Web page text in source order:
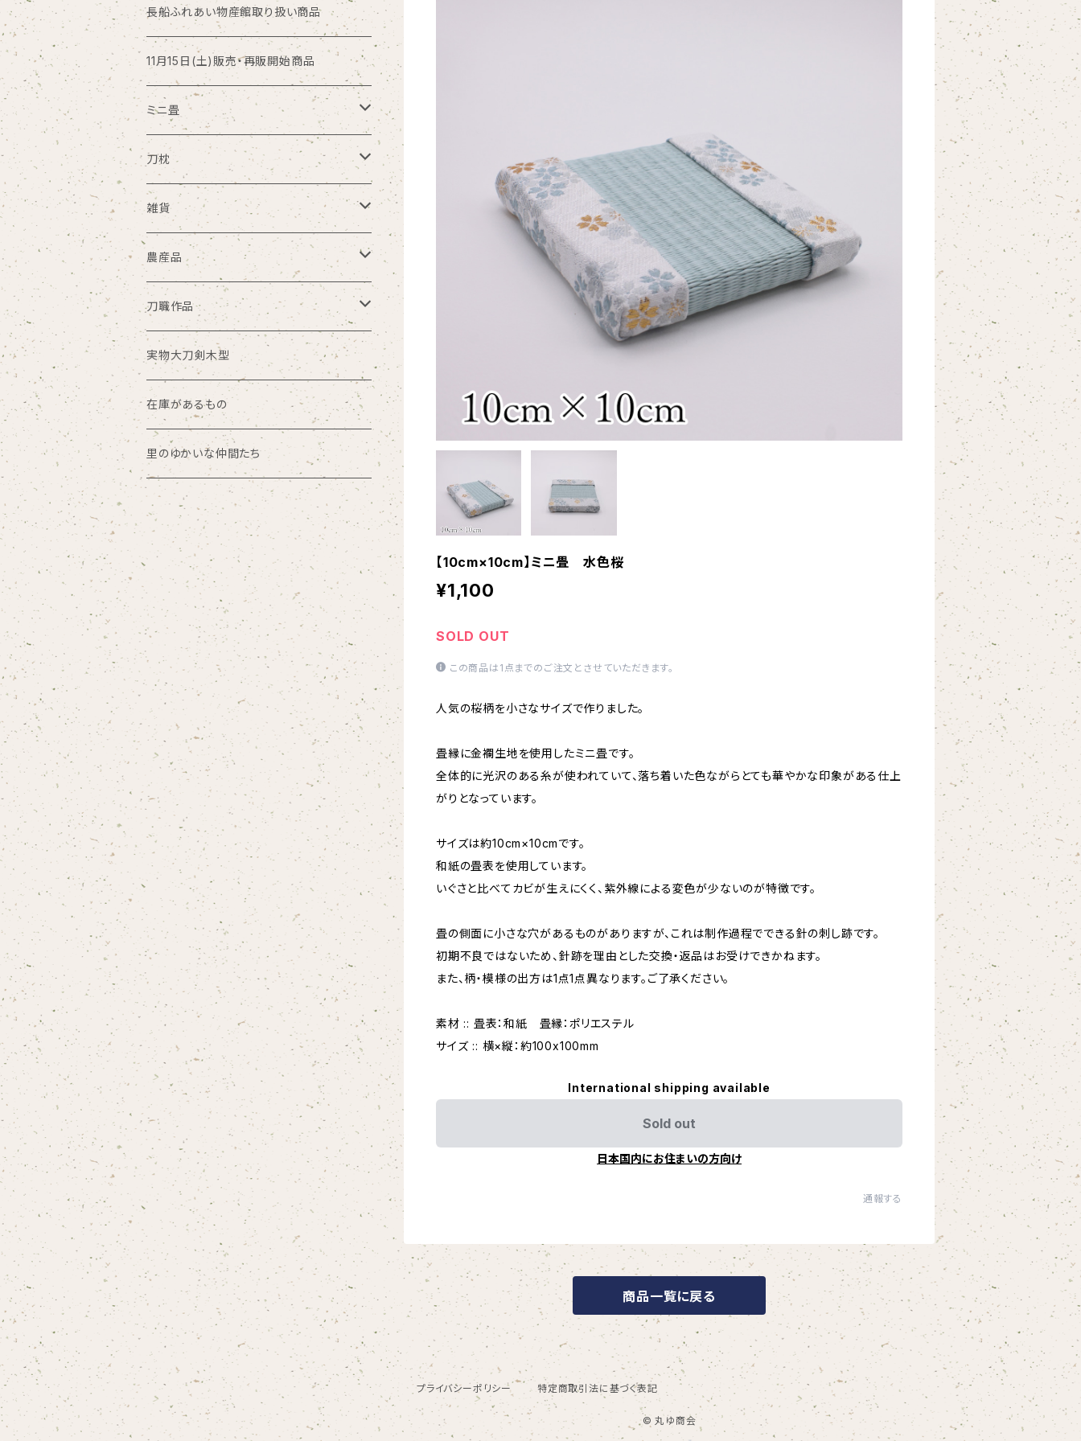
【10cm×10cm】ミニ畳 水色桜
¥1,100
SOLD OUT
この商品は1点までのご注文とさせていただきます。
人気の桜柄を小さなサイズで作りました。
畳縁に金襴生地を使用したミニ畳です。
全体的に光沢のある糸が使われていて、落ち着いた色ながらとても華やかな印象がある仕上
がりとなっています。
サイズは約10cm×10cmです。
和紙の畳表を使用しています。
いぐさと比べてカビが生えにくく、紫外線による変色が少ないのが特徴です。
畳の側面に小さな穴があるものがありますが、これは制作過程でできる針の刺し跡です。
初期不良ではないため、針跡を理由とした交換・返品はお受けできかねます。
また、柄・模様の出方は1点1点異なります。ご了承ください。
素材 :: 畳表：和紙 畳縁：ポリエステル
サイズ :: 横×縦：約100x100mm
International shipping available
Sold out
日本国内にお住まいの方向け
通報する
商品一覧に戻る
長船ふれあい物産館取り扱い商品
11月15日(土)販売・再販開始商品
ミニ畳
大サイズ
中サイズ
小サイズ
その他サイズ
限定
在庫があるもの
刀枕
ミニ刀枕
大根刀枕
雑貨
丸ゆ商会
大笑い一座
Gocha
農産品
米
小麦粉
乾麺
刀職作品
銘切プレート
茎ストラップ
抽選販売
実物大刀剣木型
在庫があるもの
里のゆかいな仲間たち
プライバシーポリシー 特定商取引法に基づく表記
© 丸ゆ商会